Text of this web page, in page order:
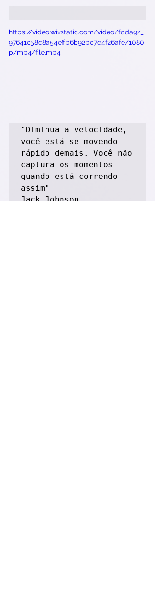
https://video.wixstatic.com/video/fdda92_
97641c58c8a54effb6b92bd7e4f26afe/1080
p/mp4/file.mp4
"Diminua a velocidade,
você está se movendo
rápido demais. Você não
captura os momentos
quando está correndo
assim"
Jack Johnson